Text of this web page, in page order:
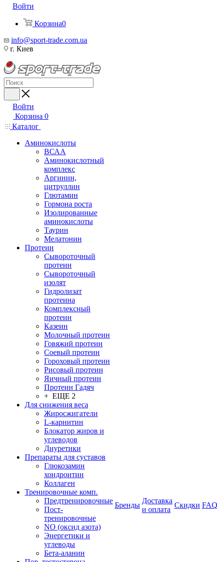
Войти
Корзина0
info@sport-trade.com.ua
г. Киев
Войти
Корзина 0
Каталог
Аминокислоты
ВСАА
Аминокислотный
комплекс
Аргинин,
цитруллин
Глютамин
Гормона роста
Изолированные
аминокислоты
Таурин
Мелатонин
Протеин
Сывороточный
протеин
Сывороточный
изолят
Гидролизат
протеина
Комплексный
протеин
Казеин
Молочный протеин
Говяжий протеин
Соевый протеин
Гороховый протеин
Рисовый протеин
Яичный протеин
Протеин Гадяч
+ ЕЩЕ 2
Для снижения веса
Жиросжигатели
L-карнитин
Блокатор жиров и
углеводов
Диуретики
Препараты для суставов
Глюкозамин
хондроитин
Коллаген
Тренировочные комп.
Предтренировочные
Пост-
тренировочные
NO (оксид азота)
Энергетики и
углеводы
Бета-аланин
Бренды
Доставка
и оплата
Скидки FAQ